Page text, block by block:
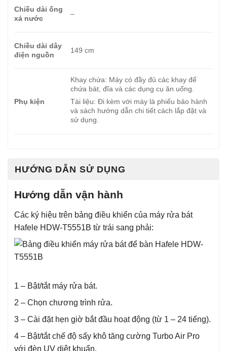
Chiều dài ống
xả nước
–
Chiều dài dây
điện nguồn
149 cm
Phụ kiện
Khay chứa: Máy có đầy đủ các khay để
chứa bát, đĩa và các dụng cụ ăn uống.
Tài liệu: Đi kèm với máy là phiếu bảo hành
và sách hướng dẫn chi tiết cách lắp đặt và
sử dụng.
HƯỚNG DẪN SỬ DỤNG
Hướng dẫn vận hành
Các ký hiệu trên bảng điều khiển của máy rửa bát
Hafele HDW-T5551B từ trái sang phải:
1 – Bật/tắt máy rửa bát.
2 – Chọn chương trình rửa.
3 – Cài đặt hẹn giờ bắt đầu hoạt động (từ 1 – 24 tiếng).
4 – Bật/tắt chế độ sấy khô tăng cường Turbo Air Pro
với đèn UV diệt khuẩn.